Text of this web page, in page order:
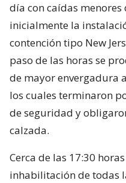
día con caídas
inicialmente la
contención tipo New
paso de las horas se
de mayor envergadura
los cuales terminaron
de seguridad y
calzada.
Cerca de las 17:30
inhabilitación de todas